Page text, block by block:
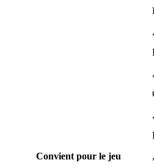
Convient pour le jeu
,
,
,
,